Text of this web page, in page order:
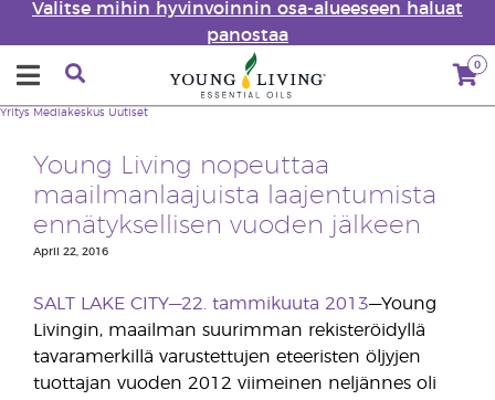
Valitse mihin hyvinvoinnin osa-alueeseen haluat
panostaa
0
Yritys Mediakeskus Uutiset
Young Living nopeuttaa
maailmanlaajuista laajentumista
ennätyksellisen vuoden jälkeen
April 22, 2016
SALT LAKE CITY—22. tammikuuta 2013—Young
Livingin, maailman suurimman rekisteröidyllä
tavaramerkillä varustettujen eteeristen öljyjen
tuottajan vuoden 2012 viimeinen neljännes oli